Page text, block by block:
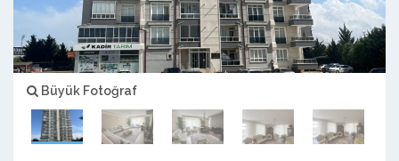
Büyük Fotoğraf